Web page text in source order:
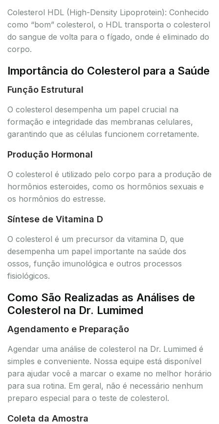
Colesterol HDL (High-Density Lipoprotein): Conhecido
como “bom” colesterol, o HDL transporta o colesterol
do sangue de volta para o fígado, onde é eliminado do
corpo.
Importância do Colesterol para a Saúde
Função Estrutural
O colesterol desempenha um papel crucial na
formação e integridade das membranas celulares,
garantindo que as células funcionem corretamente.
Produção Hormonal
O colesterol é utilizado pelo corpo para a produção de
hormônios esteroides, como os hormônios sexuais e
os hormônios do estresse.
Síntese de Vitamina D
O colesterol é um precursor da vitamina D, que
desempenha um papel importante na saúde dos
ossos, função imunológica e outros processos
fisiológicos.
Como São Realizadas as Análises de
Colesterol na Dr. Lumimed
Agendamento e Preparação
Agendar uma análise de colesterol na Dr. Lumimed é
simples e conveniente. Nossa equipe está disponível
para ajudar você a marcar o exame no melhor horário
para sua rotina. Em geral, não é necessário nenhum
preparo especial para o teste de colesterol.
Coleta da Amostra